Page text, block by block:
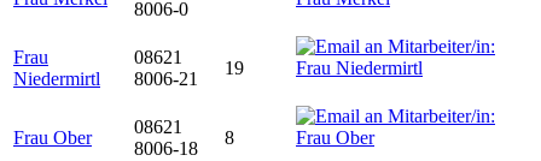
8006-0
Frau
Niedermirtl
08621
8006-21
19
Frau Ober
08621
8006-18
8